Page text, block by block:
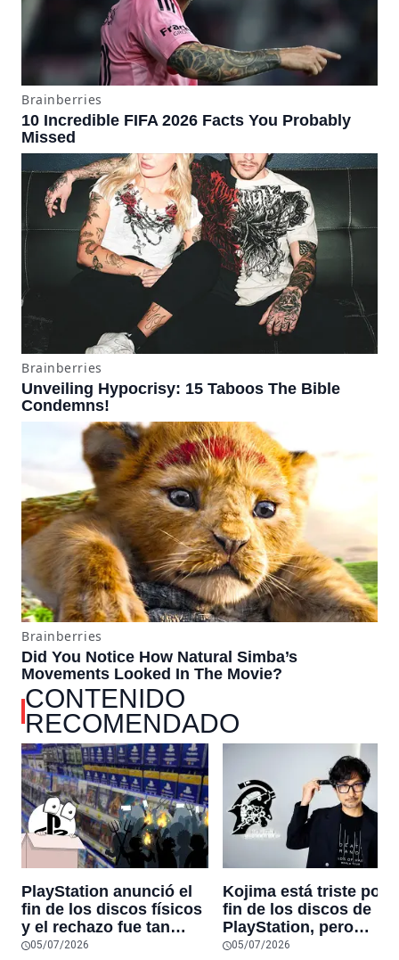
CONTENIDO
RECOMENDADO
PlayStation anunció el
fin de los discos físicos
y el rechazo fue tan
grande que lleva más de
05/07/2026
Kojima está triste por
fin de los discos de
PlayStation, pero
advierte que el
05/07/2026